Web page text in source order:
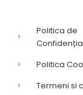
Politica de
Politica
Termeni si